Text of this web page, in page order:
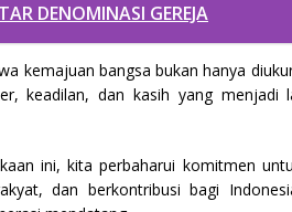
DENOMINASI GEREJA
kemajuan bangsa bukan hanya
keadilan, dan kasih yang menjadi
ini, kita perbaharui komitmen
dan berkontribusi bagi